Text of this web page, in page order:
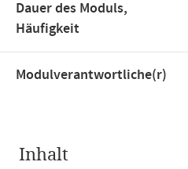
Dauer des Moduls,
Häufigkeit
Modulverantwortliche(r)
Inhalt